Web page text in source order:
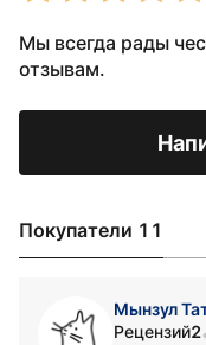
Мы всегда рады
отзывам.
Покупатели 11
Мынзул
Рецензий2